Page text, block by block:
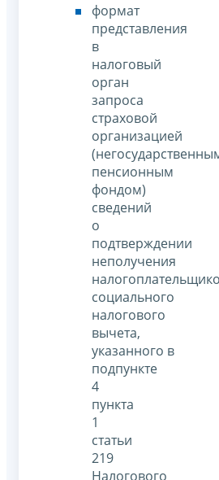
формат
представления
в
налоговый
орган
запроса
страховой
организацией
пенсионным
фондом)
сведений
о
подтверждении
неполучения
социального
налогового
вычета,
указанного в
подпункте
4
пункта
1
статьи
219
Налогового